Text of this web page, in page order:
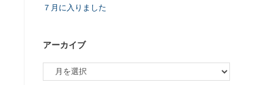
７月に入りました
アーカイブ